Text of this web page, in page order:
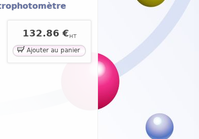
132.86 € HT
Ajouter au panier